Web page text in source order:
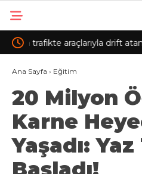
Fatih’te camide 450 bin
çantanın çalındığı anlar
Ana Sayfa › Eğitim
20 Milyon
Karne
Yaşadı: